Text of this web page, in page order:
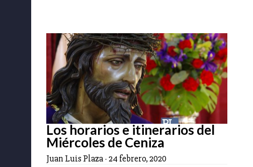
Los horarios e itinerarios del
Miércoles de Ceniza
Juan Luis Plaza-24 febrero, 2020